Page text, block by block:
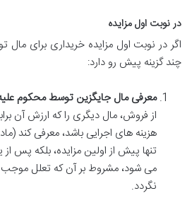
در نوبت اول مزایده
اگر در نوبت اول مزایده خریداری برای مال
چند گزینه پیش رو دارد:
معرفی مال جایگزین توسط محکوم
از فروش، مال دیگری را که ارزش آن
تنها پیش از اولین مزایده، بلکه پس
می شود، مشروط بر آن که تعلل
نگردد.